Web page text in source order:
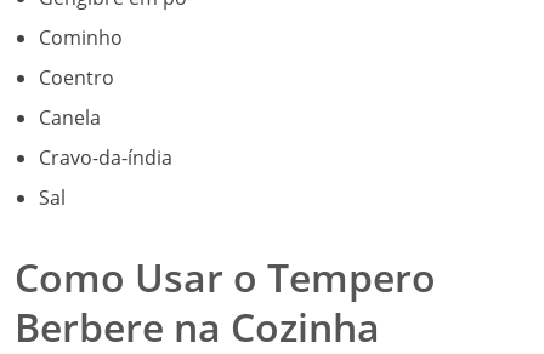
Cominho
Coentro
Canela
Cravo-da-índia
Sal
Como Usar o Tempero
Berbere na Cozinha